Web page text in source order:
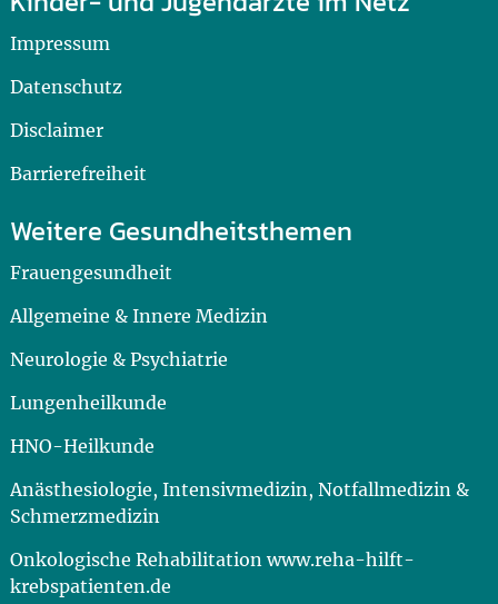
Impressum
Datenschutz
Disclaimer
Barrierefreiheit
Weitere Gesundheitsthemen
Frauengesundheit
Allgemeine & Innere Medizin
Neurologie & Psychiatrie
Lungenheilkunde
HNO-Heilkunde
Anästhesiologie, Intensivmedizin, Notfallmedizin &
Schmerzmedizin
Onkologische Rehabilitation www.reha-hilft-
krebspatienten.de